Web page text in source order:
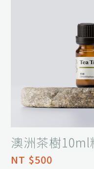
澳洲茶樹10ml
NT $500